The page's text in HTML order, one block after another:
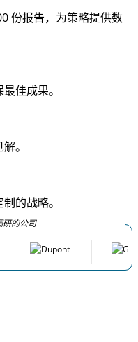
份报告，为策略提供数
佳成果。
。
的战略。
研的公司